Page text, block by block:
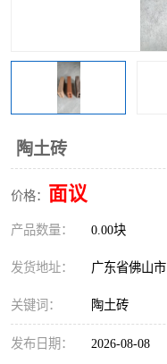
陶土砖
价格： 面议
产品数量： 0.00块
发货地址： 广东省佛山市
关键词： 陶土砖
发布日期： 2026-08-08